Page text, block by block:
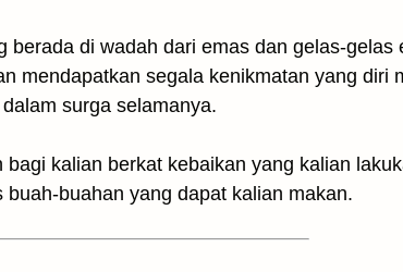
di wadah dari emas dan gelas-gelas
mendapatkan segala kenikmatan yang diri
surga selamanya.
kalian berkat kebaikan yang kalian
buahan yang dapat kalian makan.